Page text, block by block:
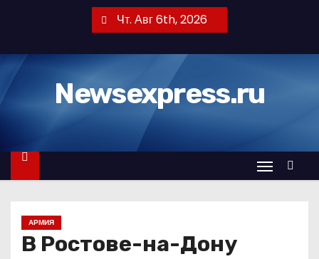
т
к
Чт. Авг 6th, 2026
Newsexpress.ru
АРМИЯ
В Ростове-на-Дону